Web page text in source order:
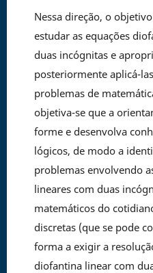
Nessa direção, o
estudar as equações
duas incógnitas e
posteriormente aplicá-
problemas de
objetiva-se que a
forme e desenvolva
lógicos, de modo a
problemas envolvendo
lineares com duas
matemáticos do
discretas (que se pode
forma a exigir a
diofantina linear com